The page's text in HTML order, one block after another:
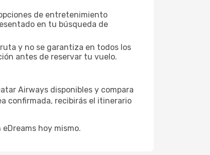
de entretenimiento
en tu búsqueda de
y no se garantiza en todos los
antes de reservar tu vuelo.
Airways disponibles y compara
confirmada, recibirás el itinerario
hoy mismo.